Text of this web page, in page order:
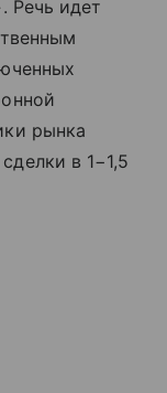
Речь идет
рынка
в 1−1,5